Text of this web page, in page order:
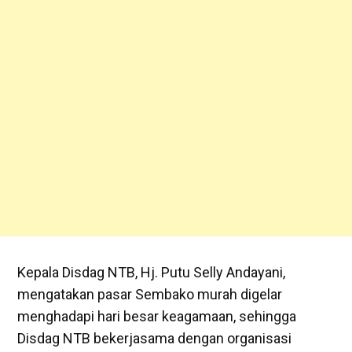
Kepala Disdag NTB, Hj. Putu Selly Andayani,
mengatakan pasar Sembako murah digelar
menghadapi hari besar keagamaan, sehingga
Disdag NTB bekerjasama dengan organisasi